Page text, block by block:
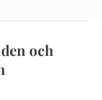
och